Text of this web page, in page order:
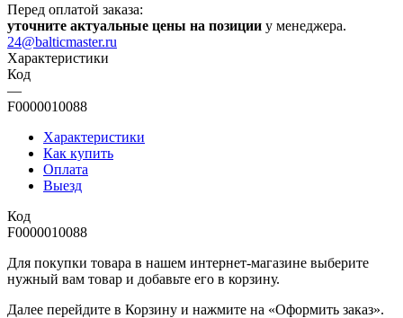
Перед оплатой заказа:
уточните актуальные цены на позиции у менеджера.
24@balticmaster.ru
Характеристики
Код
—
F0000010088
Характеристики
Как купить
Оплата
Выезд
Код
F0000010088
Для покупки товара в нашем интернет-магазине выберите
нужный вам товар и добавьте его в корзину.
Далее перейдите в Корзину и нажмите на «Оформить заказ».